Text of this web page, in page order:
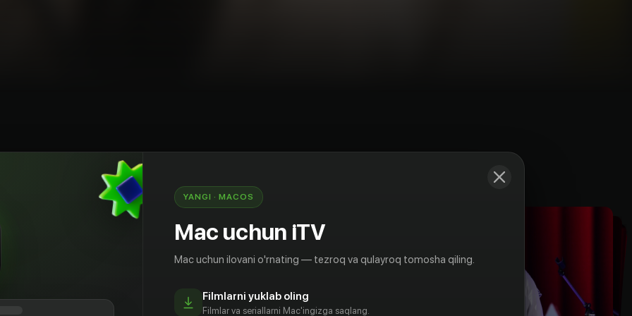
shou ijodkori Indira Miftahovadan - G'iybat
dasturi
YANGI · MACOS
Mac uchun iTV
Mac uchun ilovani o'rnating — tezroq va qulayroq tomosha qiling.
Filmlarni yuklab oling
Filmlar va seriallarni Mac'ingizga saqlang.